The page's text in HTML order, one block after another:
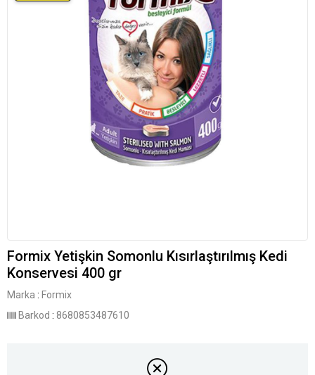
Formix Yetişkin Somonlu Kısırlaştırılmış Kedi
Konservesi 400 gr
Marka : Formix
Barkod : 8680853487610